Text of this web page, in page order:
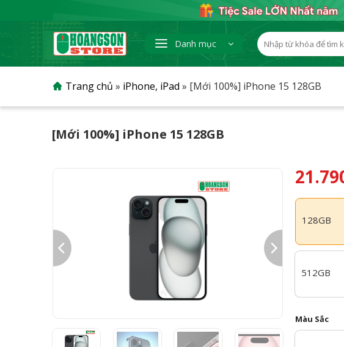
content
Danh mục
Tìm
kiếm:
Trang chủ » iPhone, iPad » [Mới 100%] iPhone 15 128GB
[Mới 100%] iPhone 15 128GB
128GB
512GB
Màu Sắc